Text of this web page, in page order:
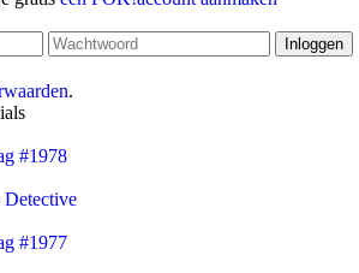
.
#1978
Detective
#1977